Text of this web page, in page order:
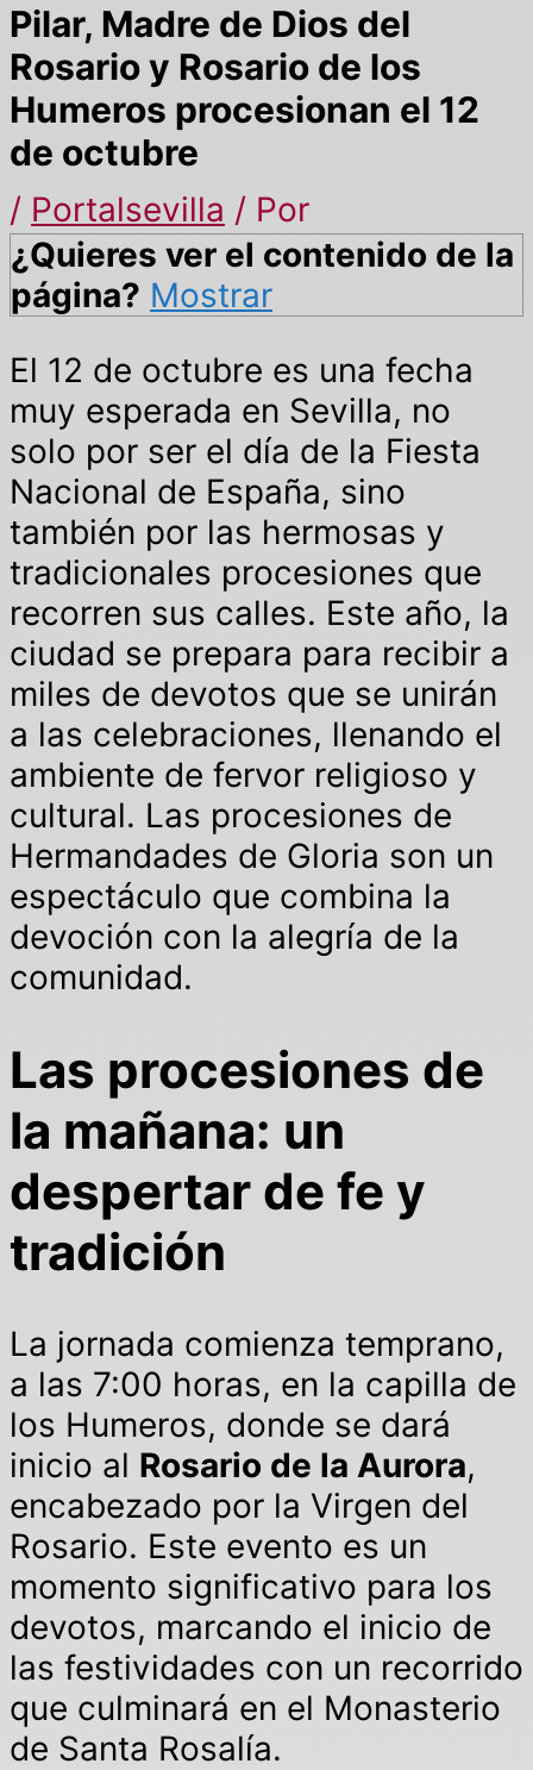
Pilar, Madre de Dios del
Rosario y Rosario de los
Humeros procesionan el 12
de octubre
/ Portalsevilla / Por
¿Quieres ver el contenido de la
página? Mostrar
El 12 de octubre es una fecha
muy esperada en Sevilla, no
solo por ser el día de la Fiesta
Nacional de España, sino
también por las hermosas y
tradicionales procesiones que
recorren sus calles. Este año, la
ciudad se prepara para recibir a
miles de devotos que se unirán
a las celebraciones, llenando el
ambiente de fervor religioso y
cultural. Las procesiones de
Hermandades de Gloria son un
espectáculo que combina la
devoción con la alegría de la
comunidad.
Las procesiones de
la mañana: un
despertar de fe y
tradición
La jornada comienza temprano,
a las 7:00 horas, en la capilla de
los Humeros, donde se dará
inicio al Rosario de la Aurora,
encabezado por la Virgen del
Rosario. Este evento es un
momento significativo para los
devotos, marcando el inicio de
las festividades con un recorrido
que culminará en el Monasterio
de Santa Rosalía.